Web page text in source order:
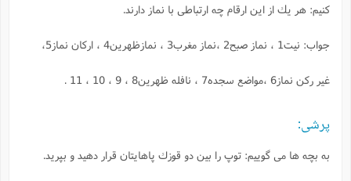
كنيم: هر يك از اين ارقام چه ارتباطى با نماز دارند.
جواب: نيت1 ، نماز صبح2 ،نماز مغرب3 ، نمازظهرين4 ، اركان نماز5،
غير ركن نماز6 ،مواضع سجده7 ، نافله ظهرين8 ، 9 ، 10 ، 11 .
پرشى:
به بچه ها مى گوييم: توپ را بين دو قوزك پاهايتان قرار دهيد و بپريد.